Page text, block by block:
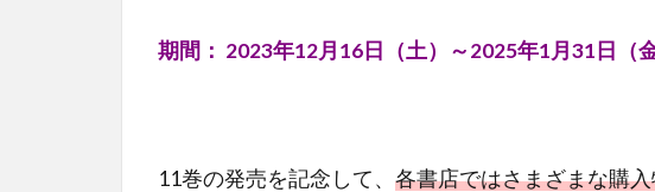
期間： 2023年12月16日（土）～2025年1月31日（金
11巻の発売を記念して、 各書店ではさまざまな購